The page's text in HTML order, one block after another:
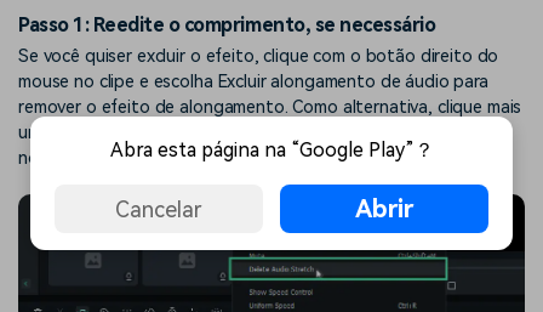
Passo 1: Reedite o comprimento, se necessário
Se você quiser excluir o efeito, clique com o botão direito do
mouse no clipe e escolha Excluir alongamento de áudio para
remover o efeito de alongamento. Como alternativa, clique mais
uma vez no ícone de alongamento para definir a duração
novamente. Abra esta página na “Google Play”？
Cancelar Abrir